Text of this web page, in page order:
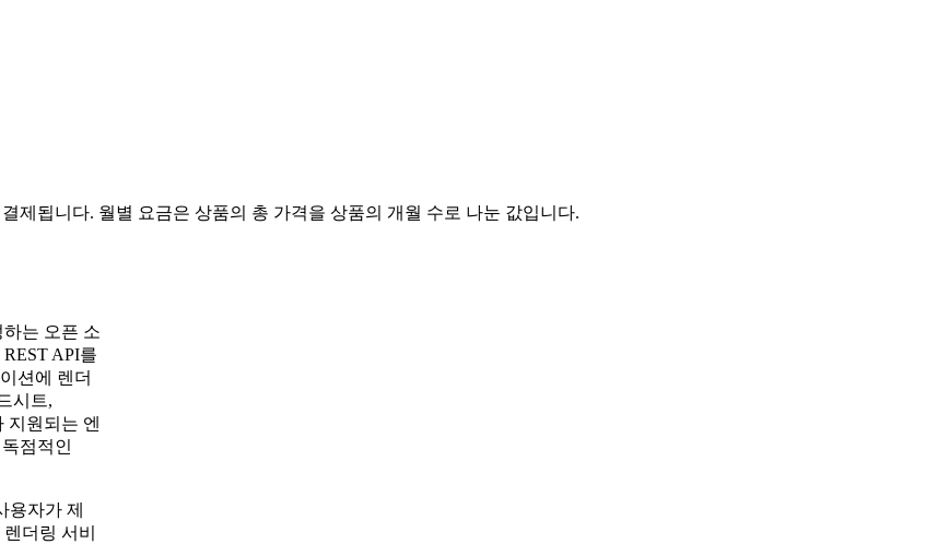
제됩니다. 월별 요금은 상품의 총 가격을 상품의 개월 수로 나눈 값입니다.
는 오픈 소
API를
션에 렌더
시트,
지원되는 엔
점적인
용자가 제
더링 서비